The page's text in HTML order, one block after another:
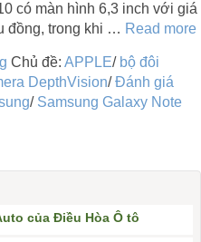
có màn hình 6,3 inch với giá
đồng, trong khi … Read more
Chủ đề: APPLE/ bộ đôi
DepthVision/Đánh giá
/ Samsung Galaxy Note
của Điều Hòa Ô tô